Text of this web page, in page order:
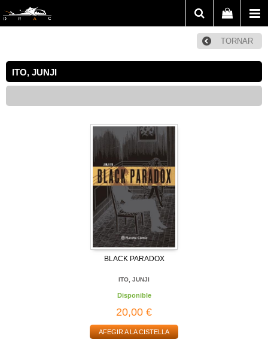
TORNAR
ITO, JUNJI
BLACK PARADOX
ITO, JUNJI
Disponible
20,00 €
AFEGIR A LA CISTELLA